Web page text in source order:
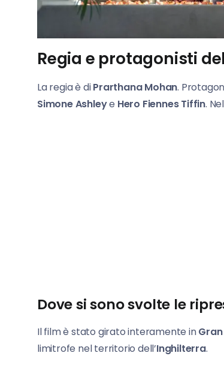
Regia e protagonisti
La regia è diPrarthana Mohan.
Simone Ashleye Hero Fiennes Tiffin.
Dove si sono svolte le
Il film è stato girato interamente in
limitrofe nel territorio dell’Inghilterra.